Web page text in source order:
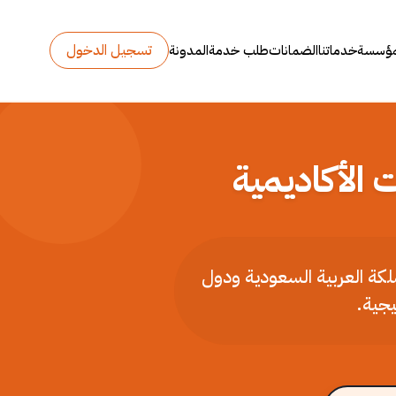
خدماتناالضماناتطلب خدمةالمدونة تسجيل الدخول
العربية السعودية ودول